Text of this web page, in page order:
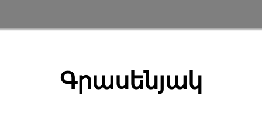
Գրասենյակ